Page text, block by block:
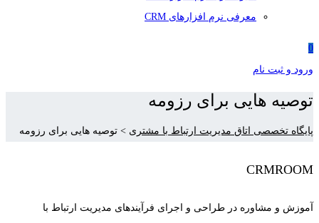
معرفی نرم افزارهای CRM
0
ورود و ثبت نام
توصیه هایی برای رزومه
پایگاه تخصصی اتاق مدیریت ارتباط با مشتری > توصیه هایی برای رزومه
CRMROOM
آموزش و مشاوره در طراحی و اجرای فرآیندهای مدیریت ارتباط با